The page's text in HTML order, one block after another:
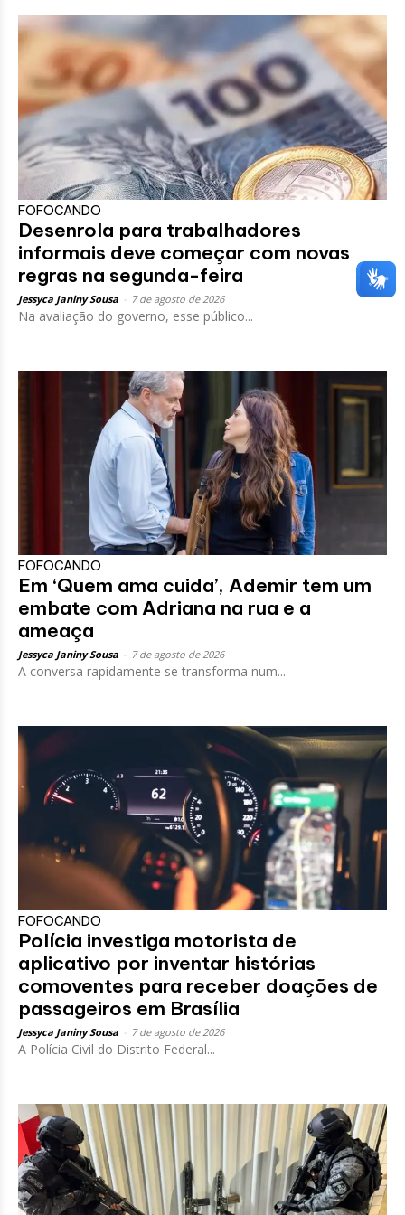
FOFOCANDO
Desenrola para trabalhadores
informais deve começar com novas
regras na segunda-feira
Jessyca Janiny Sousa 7 de agosto de 2026
Na avaliação do governo, esse público...
FOFOCANDO
Em ‘Quem ama cuida’, Ademir tem um
embate com Adriana na rua e a
ameaça
Jessyca Janiny Sousa 7 de agosto de 2026
A conversa rapidamente se transforma num...
FOFOCANDO
Polícia investiga motorista de
aplicativo por inventar histórias
comoventes para receber doações de
passageiros em Brasília
Jessyca Janiny Sousa 7 de agosto de 2026
A Polícia Civil do Distrito Federal...